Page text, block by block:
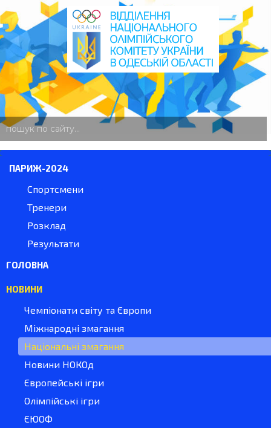
пошук
по
ПАРИЖ-2024
Спортсмени
Тренери
Розклад
Результати
ГОЛОВНА
НОВИНИ
Чемпіонати світу та Європи
Міжнародні змагання
Національні змагання
Новини НОКОд
Європейські ігри
Олімпійські ігри
ЄЮОФ